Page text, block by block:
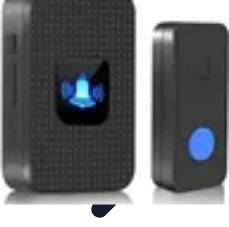
Mode Bébé
Mode Écoresponsable
Conseils d'Achat
Mode Bébé